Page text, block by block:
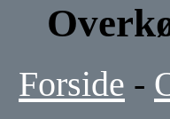
Forside -